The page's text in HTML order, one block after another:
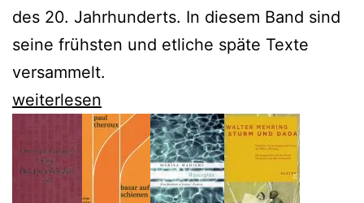
des 20. Jahrhunderts. In diesem Band sind
seine frühsten und etliche späte Texte
versammelt.
Die
Texte
von
weiterlesen